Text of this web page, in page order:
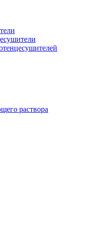
раствора